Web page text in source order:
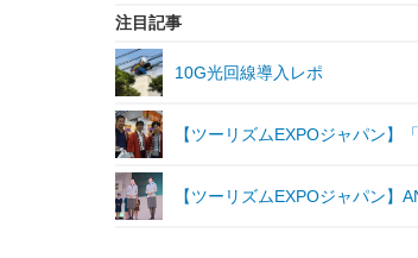
注目記事
10G光回線導入レポ
【ツーリズムEXPOジャパン
【ツーリズムEXPOジャパン】